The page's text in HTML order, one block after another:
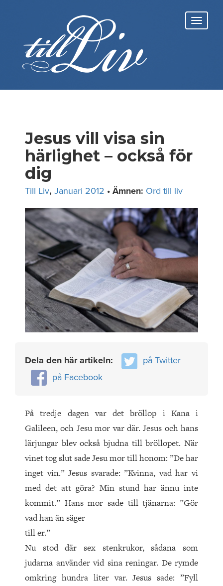
Jesus vill visa sin
härlighet – också för
dig
Till Liv, Januari 2012 • Ämnen: Ord till liv
Dela den här artikeln:
på Twitter
på Facebook
På tredje dagen var det bröllop i Kana i
Galileen, och Jesu mor var där. Jesus och hans
lärjungar blev också bjudna till bröllopet. När
vinet tog slut sade Jesu mor till honom: ”De har
inget vin.” Jesus svarade: ”Kvinna, vad har vi
med det att göra? Min stund har ännu inte
kommit.” Hans mor sade till tjänarna: ”Gör
vad han än säger
till er.”
Nu stod där sex stenkrukor, sådana som
judarna använder vid sina reningar. De rymde
omkring hundra liter var. Jesus sade: ”Fyll